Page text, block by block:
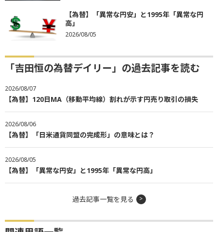
【為替】「異常な円安」と1995年「異常な円
高」
2026/08/05
「吉田恒の為替デイリー」の過去記事を読む
2026/08/07
【為替】120日MA（移動平均線）割れが示す円売り取引の損失
2026/08/06
【為替】「日米通貨同盟の完成形」の意味とは？
2026/08/05
【為替】「異常な円安」と1995年「異常な円高」
過去記事一覧を見る